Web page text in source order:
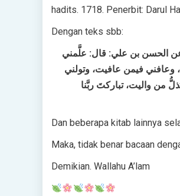
hadits. 1718. Penerbit: Darul
Dengan teks sbb:
عن الحسن بن علي: قال: علَّمني
وعافني فيمن عافيت، وتولني
من واليت، تباركتَ ربَّنا
Dan beberapa kitab lainnya
Maka, tidak benar bacaan
Demikian. Wallahu A’lam